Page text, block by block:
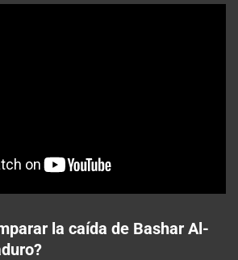
la caída de Bashar Al-